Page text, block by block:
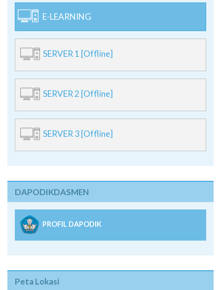
E-LEARNING
SERVER 1 [Offline]
SERVER 2 [Offline]
SERVER 3 [Offline]
DAPODIKDASMEN
PROFIL DAPODIK
Peta Lokasi